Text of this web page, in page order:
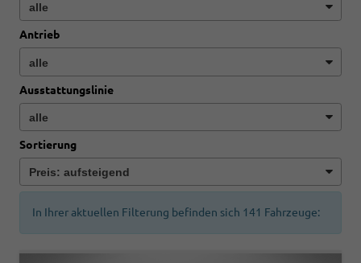
Antrieb
Ausstattungslinie
Sortierung
In Ihrer aktuellen Filterung befinden sich 141 Fahrzeuge: